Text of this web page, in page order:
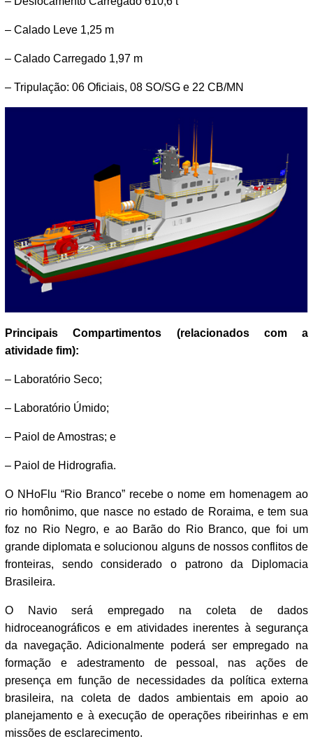
– Calado Leve 1,25 m
– Calado Carregado 1,97 m
– Tripulação: 06 Oficiais, 08 SO/SG e 22 CB/MN
Principais Compartimentos (relacionados com a
atividade fim):
– Laboratório Seco;
– Laboratório Úmido;
– Paiol de Amostras; e
– Paiol de Hidrografia.
O NHoFlu “Rio Branco” recebe o nome em homenagem ao
rio homônimo, que nasce no estado de Roraima, e tem sua
foz no Rio Negro, e ao Barão do Rio Branco, que foi um
grande diplomata e solucionou alguns de nossos conflitos de
fronteiras, sendo considerado o patrono da Diplomacia
Brasileira.
O Navio será empregado na coleta de dados
hidroceanográficos e em atividades inerentes à segurança
da navegação. Adicionalmente poderá ser empregado na
formação e adestramento de pessoal, nas ações de
presença em função de necessidades da política externa
brasileira, na coleta de dados ambientais em apoio ao
planejamento e à execução de operações ribeirinhas e em
missões de esclarecimento.